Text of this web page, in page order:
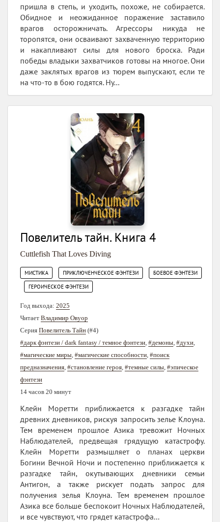
пришла в степь, и уходить, похоже, не собирается.
Обидное и неожиданное поражение заставило
врагов осторожничать. Агрессоры никуда не
торопятся, они осваивают захваченную территорию
и накапливают силы для нового броска. Ради
победы владыки захватчиков готовы на многое. Они
даже заклятых врагов из тюрем выпускают, если те
на что-то в бою годятся. Ну...
Повелитель тайн. Книга 4
Cuttlefish That Loves Diving
МИСТИКА ПРИКЛЮЧЕНЧЕСКОЕ ФЭНТЕЗИ БОЕВОЕ ФЭНТЕЗИ
ГЕРОИЧЕСКОЕ ФЭНТЕЗИ
Год выхода: 2025
Читает Владимир Овуор
Серия Повелитель Тайн (#4)
#дарк фэнтези / dark fantasy / темное фэнтези #демоны #духи
#магические миры #магические способности #поиск
предназначения #становление героя #темные силы #эпическое
фэнтези
14 часов 20 минут
Клейн Моретти приближается к разгадке тайн
древних дневников, рискуя запросить зелье Клоуна.
Тем временем прошлое Азика тревожит Ночных
Наблюдателей, предвещая грядущую катастрофу.
Клейн Моретти размышляет о планах церкви
Богини Вечной Ночи и постепенно приближается к
разгадке тайн, окутывающих дневники семьи
Антигон, а также рискует подать запрос для
получения зелья Клоуна. Тем временем прошлое
Азика все больше беспокоит Ночных Наблюдателей,
и все чувствуют, что грядет катастрофа…